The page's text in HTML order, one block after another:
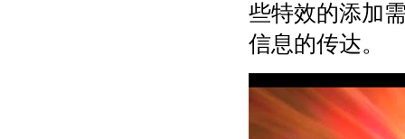
些特效的添加
信息的传达。